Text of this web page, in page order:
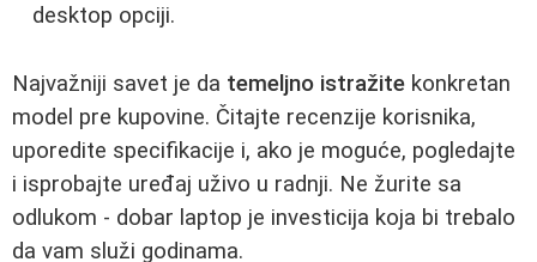
desktop opciji.
Najvažniji savet je da temeljno istražite konkretan
model pre kupovine. Čitajte recenzije korisnika,
uporedite specifikacije i, ako je moguće, pogledajte
i isprobajte uređaj uživo u radnji. Ne žurite sa
odlukom - dobar laptop je investicija koja bi trebalo
da vam služi godinama.